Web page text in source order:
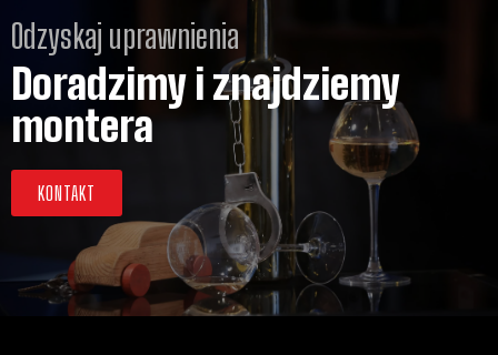
Odzyskaj uprawnienia
Doradzimy i znajdziemy
montera
KONTAKT